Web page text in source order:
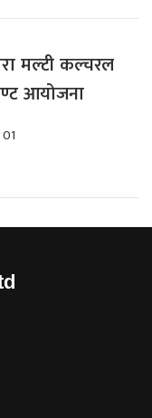
मल्टी कल्चरल
आयोजना